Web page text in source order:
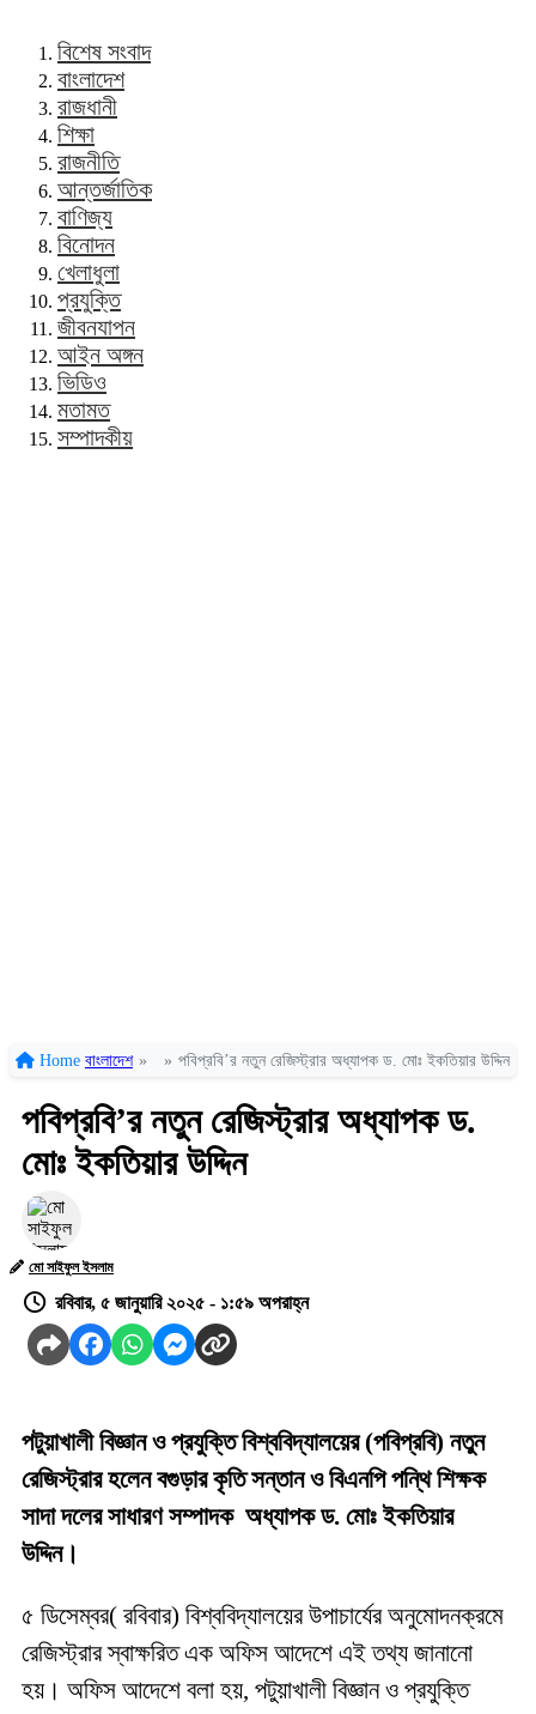
বিশেষ সংবাদ
বাংলাদেশ
রাজধানী
শিক্ষা
রাজনীতি
আন্তর্জাতিক
বাণিজ্য
বিনোদন
খেলাধুলা
প্রযুক্তি
জীবনযাপন
আইন অঙ্গন
ভিডিও
মতামত
সম্পাদকীয়
Home বাংলাদেশ » » পবিপ্রবি’র নতুন রেজিস্ট্রার অধ্যাপক ড. মোঃ ইকতিয়ার উদ্দিন
পবিপ্রবি’র নতুন রেজিস্ট্রার অধ্যাপক ড.
মোঃ ইকতিয়ার উদ্দিন
মো সাইফুল ইসলাম
রবিবার, ৫ জানুয়ারি ২০২৫ - ১:৫৯ অপরাহ্ন
পটুয়াখালী বিজ্ঞান ও প্রযুক্তি বিশ্ববিদ্যালয়ের (পবিপ্রবি) নতুন
রেজিস্ট্রার হলেন বগুড়ার কৃতি সন্তান ও বিএনপি পন্থি শিক্ষক
সাদা দলের সাধারণ সম্পাদক অধ্যাপক ড. মোঃ ইকতিয়ার
উদ্দিন।
৫ ডিসেম্বর( রবিবার) বিশ্ববিদ্যালয়ের উপাচার্যের অনুমোদনক্রমে
রেজিস্ট্রার স্বাক্ষরিত এক অফিস আদেশে এই তথ্য জানানো
হয়। অফিস আদেশে বলা হয়, পটুয়াখালী বিজ্ঞান ও প্রযুক্তি